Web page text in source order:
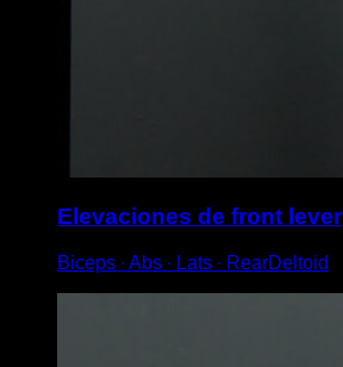
Elevaciones de front lever
Biceps ∙ Abs ∙ Lats ∙ RearDeltoid